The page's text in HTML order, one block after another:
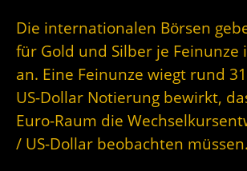
Die internationalen Börsen
für Gold und Silber je Feinunze
an. Eine Feinunze wiegt rund
US-Dollar Notierung bewirkt,
Euro-Raum die
/ US-Dollar beobachten müssen.